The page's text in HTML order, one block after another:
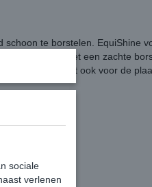
te borstelen. EquiShine
en met een zachte
dit geldt ook voor de
sociale
verlenen